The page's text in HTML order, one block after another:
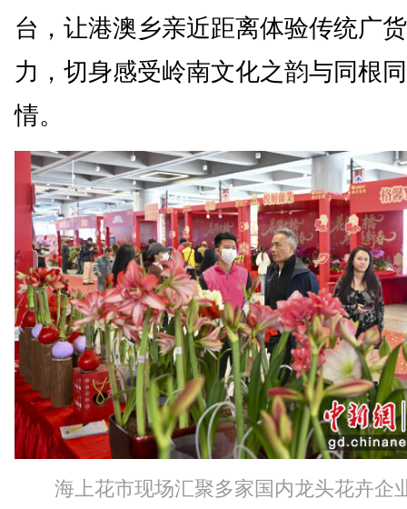
台，让港澳乡亲近距离体验传统广
力，切身感受岭南文化之韵与同根
情。
海上花市现场汇聚多家国内龙头花卉企